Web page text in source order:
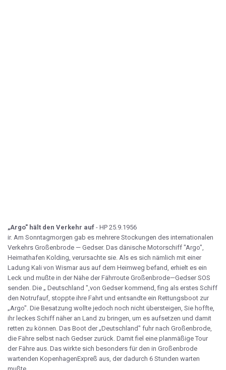
„Argo" hält den Verkehr auf - HP 25.9.1956
ir. Am Sonntagmorgen gab es mehrere Stockungen des internationalen
Verkehrs Großenbrode — Gedser. Das dänische Motorschiff "Argo",
Heimathafen Kolding, verursachte sie. Als es sich nämlich mit einer
Ladung Kali von Wismar aus auf dem Heimweg befand, erhielt es ein
Leck und mußte in der Nähe der Fährroute Großenbrode—Gedser SOS
senden. Die „ Deutschland ",von Gedser kommend, fing als erstes Schiff
den Notrufauf, stoppte ihre Fahrt und entsandte ein Rettungsboot zur
„Argo". Die Besatzung wollte jedoch noch nicht übersteigen, Sie hoffte,
ihr leckes Schiff näher an Land zu bringen, um es aufsetzen und damit
retten zu können. Das Boot der „Deutschland" fuhr nach Großenbrode,
die Fähre selbst nach Gedser zurück. Damit fiel eine planmäßige Tour
der Fähre aus. Das wirkte sich besonders für den in Großenbrode
wartenden KopenhagenExpreß aus, der dadurch 6 Stunden warten